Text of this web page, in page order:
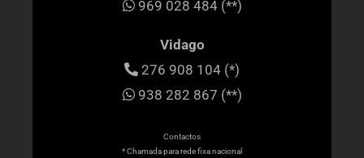
969 028 484 (**)
Vidago
276 908 104 (*)
938 282 867 (**)
Contactos
* Chamada para rede fixa nacional